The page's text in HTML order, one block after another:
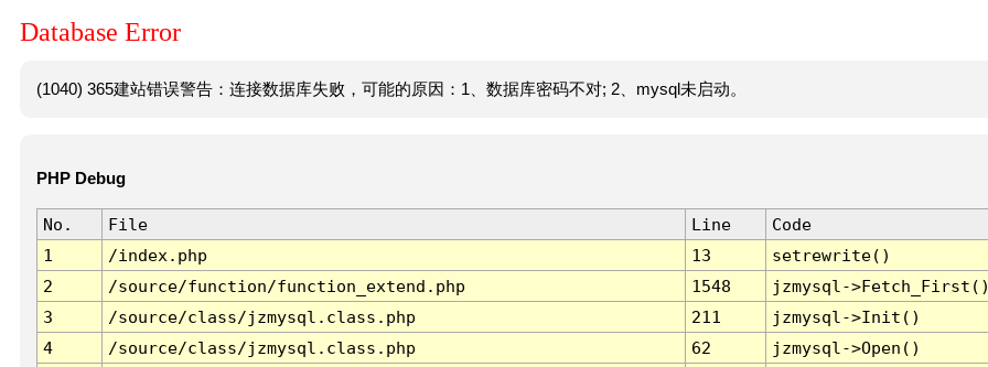
Database Error
(1040) 365建站错误警告：连接数据库失败，可能的原因：1、数据库密码不对; 2、mysql未启动。
PHP Debug
No. File Line
Code
1
/index.php 13
setrewrite()
2
/source/function/function_extend.php 1548
jzmysql-
3
/source/class/jzmysql.class.php 211
jzmysql->Init()
4
/source/class/jzmysql.class.php 62
jzmysql->Open()